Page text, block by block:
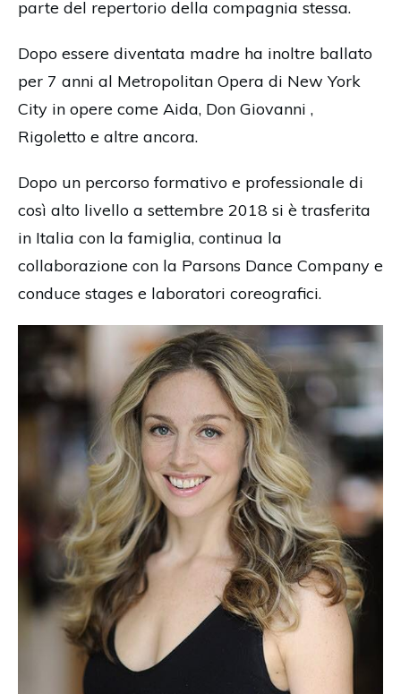
parte del repertorio della compagnia stessa.
Dopo essere diventata madre ha inoltre ballato
per 7 anni al Metropolitan Opera di New York
City in opere come Aida, Don Giovanni ,
Rigoletto e altre ancora.
Dopo un percorso formativo e professionale di
così alto livello a settembre 2018 si è trasferita
in Italia con la famiglia, continua la
collaborazione con la Parsons Dance Company e
conduce stages e laboratori coreografici.